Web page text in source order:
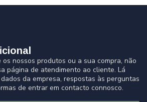
nossos produtos ou a sua compra, não
página de atendimento ao cliente. Lá
da empresa, respostas às perguntas
de entrar em contacto connosco.